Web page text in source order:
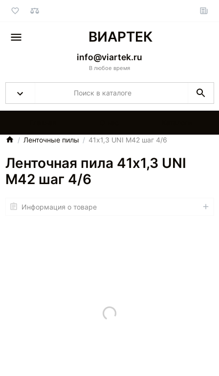
ВИАРТЕК
info@viartek.ru
В любое время
Ленточные пилы 41х1,3 UNI M42 шаг 4/6
Ленточная пила 41х1,3 UNI
M42 шаг 4/6
Информация о товаре